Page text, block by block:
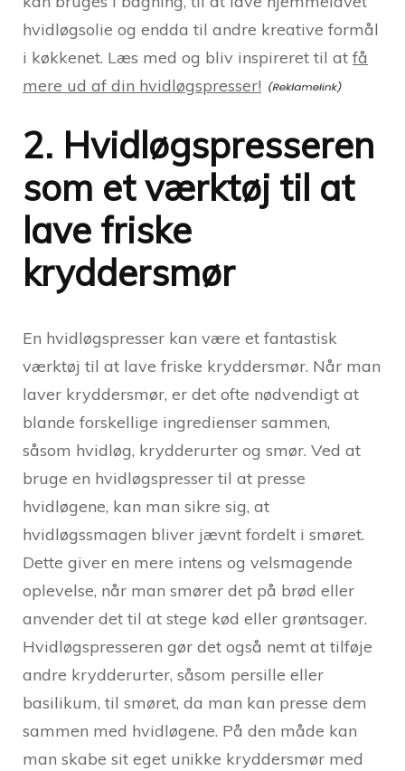
hvidløgsolie og endda til andre kreative formål
i køkkenet. Læs med og bliv inspireret til at få
mere ud af din hvidløgspresser!
2. Hvidløgspresseren
som et værktøj til at
lave friske
kryddersmør
En hvidløgspresser kan være et fantastisk
værktøj til at lave friske kryddersmør. Når man
laver kryddersmør, er det ofte nødvendigt at
blande forskellige ingredienser sammen,
såsom hvidløg, krydderurter og smør. Ved at
bruge en hvidløgspresser til at presse
hvidløgene, kan man sikre sig, at
hvidløgssmagen bliver jævnt fordelt i smøret.
Dette giver en mere intens og velsmagende
oplevelse, når man smører det på brød eller
anvender det til at stege kød eller grøntsager.
Hvidløgspresseren gør det også nemt at tilføje
andre krydderurter, såsom persille eller
basilikum, til smøret, da man kan presse dem
sammen med hvidløgene. På den måde kan
man skabe sit eget unikke kryddersmør med